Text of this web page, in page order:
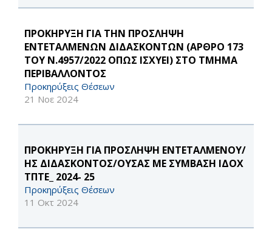
ΠΡΟΚΗΡΥΞΗ ΓΙΑ ΤΗΝ ΠΡΟΣΛΗΨΗ
ΕΝΤΕΤΑΛΜΕΝΩΝ ΔΙΔΑΣΚΟΝΤΩΝ (ΑΡΘΡΟ 173
ΤΟΥ Ν.4957/2022 ΟΠΩΣ ΙΣΧΥΕΙ) ΣΤΟ ΤΜΗΜΑ
ΠΕΡΙΒΑΛΛΟΝΤΟΣ
Προκηρύξεις Θέσεων
21 Νοε 2024
ΠΡΟΚΗΡΥΞΗ ΓΙΑ ΠΡΟΣΛΗΨΗ ΕΝΤΕΤΑΛΜΕΝΟΥ/
ΗΣ ΔΙΔΑΣΚΟΝΤΟΣ/ΟΥΣΑΣ ΜΕ ΣΥΜΒΑΣΗ ΙΔΟΧ
ΤΠΤΕ_ 2024- 25
Προκηρύξεις Θέσεων
11 Οκτ 2024